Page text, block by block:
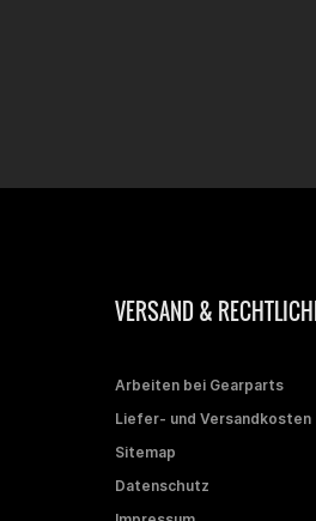
VERSAND &
Arbeiten bei Gearparts
Liefer- und Versandkosten
Sitemap
Datenschutz